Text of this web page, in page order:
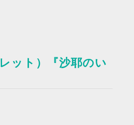
ット）『沙耶のい